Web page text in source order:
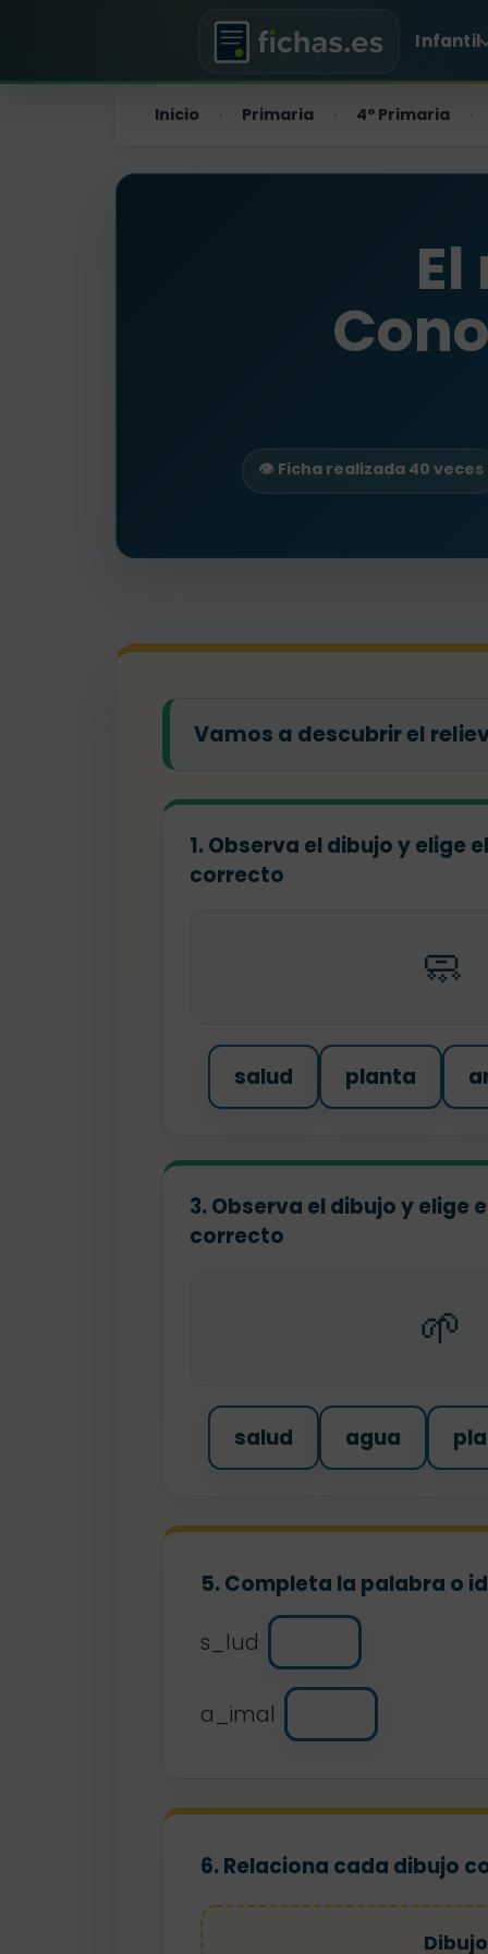
Infantil
Inicio › Primaria › 4º Primaria ›
👁️ Ficha realizada 40 veces
Vamos a descubrir el
1. Observa el dibujo y elige
correcto
🧼
salud planta
3. Observa el dibujo y elige
correcto
🌱
salud agua
5. Completa la palabra o
s_lud
a_imal
6. Relaciona cada dibujo